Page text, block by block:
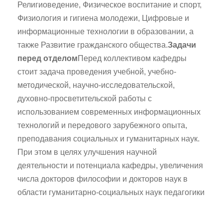
Религиоведение, Физическое воспитание и спорт,
Физиология и гигиена молодежи, Цифровые и
информационные технологии в образовании, а
также Развитие гражданского общества.Задачи
перед отделомПеред коллективом кафедры
стоит задача проведения учебной, учебно-
методической, научно-исследовательской,
духовно-просветительской работы с
использованием современных информационных
технологий и передового зарубежного опыта,
преподавания социальных и гуманитарных наук.
При этом в целях улучшения научной
деятельности и потенциала кафедры, увеличения
числа докторов философии и докторов наук в
области гуманитарно-социальных наук педагогики